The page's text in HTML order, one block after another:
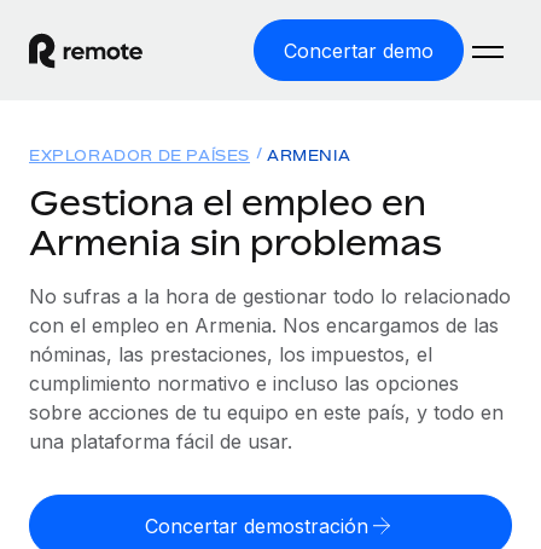
Concertar demo
EMPLEO GLOBAL
Nómina global
Gestiona las nóminas de forma sencilla y conforme a la
legalidad.
Employer of Record
Expándete en todo el mundo sin gastar en entidades.
cumpliendo la normativa.
Soluciones
COBERTURA MUNDIAL
Explorador de países
Consulta el soporte del empleo global según el país.
Explorador estatal de EE. UU.
Simplifica la contratación en todos los estados de EE.
Comparador de Remote
Recursos
HERRAMIENTAS Y CALCULADORAS
Calculadora del riesgo de clasificación errónea
Consulta el riesgo de clasificación errónea por país.
cualquier país.
Precios
English
EXPLORADOR DE PAÍSES ARMENIA
Gestiona el empleo en
Armenia sin problemas
No sufras a la hora de gestionar todo lo relacionado
con el empleo en Armenia. Nos encargamos de las
nóminas, las prestaciones, los impuestos, el
cumplimiento normativo e incluso las opciones
sobre acciones de tu equipo en este país, y todo en
una plataforma fácil de usar.
Concertar demostración